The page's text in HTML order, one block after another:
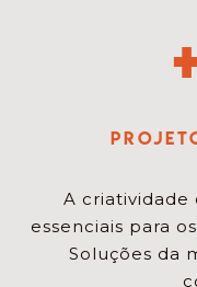
A criatividade
essenciais para
Soluções da